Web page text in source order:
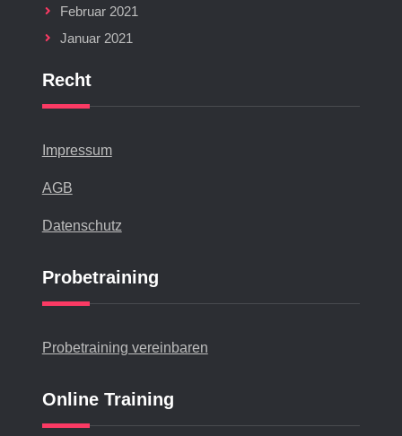
Februar 2021
Januar 2021
Recht
Impressum
AGB
Datenschutz
Probetraining
Probetraining vereinbaren
Online Training